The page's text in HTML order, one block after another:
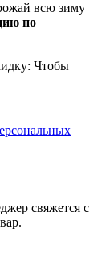
всю зиму
по
Чтобы
свяжется с